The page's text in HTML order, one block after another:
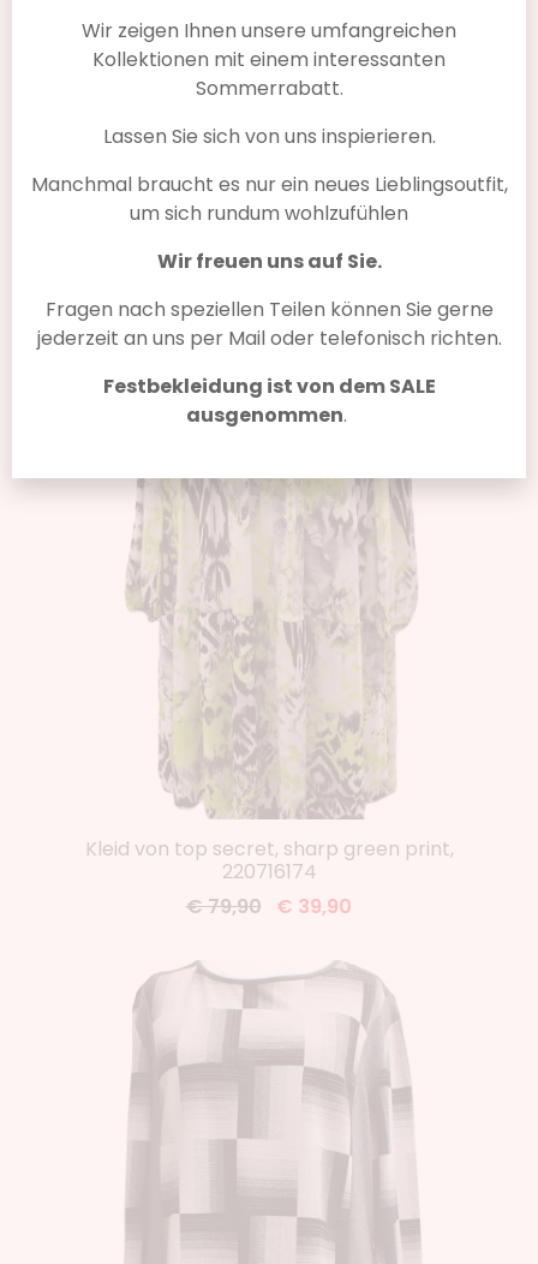
Orientique Kleid Alive Patch 91222
€ 119,90
Kleid von top secret, sharp green print,
220716174
€ 79,90
€ 39,90
Wir zeigen Ihnen unsere umfangreichen
Kollektionen mit einem interessanten
Sommerrabatt.
Lassen Sie sich von uns inspierieren.
Manchmal braucht es nur ein neues Lieblingsoutfit,
um sich rundum wohlzufühlen
Wir freuen uns auf Sie.
Fragen nach speziellen Teilen können Sie gerne
jederzeit an uns per Mail oder telefonisch richten.
Festbekleidung ist von dem SALE
ausgenommen.